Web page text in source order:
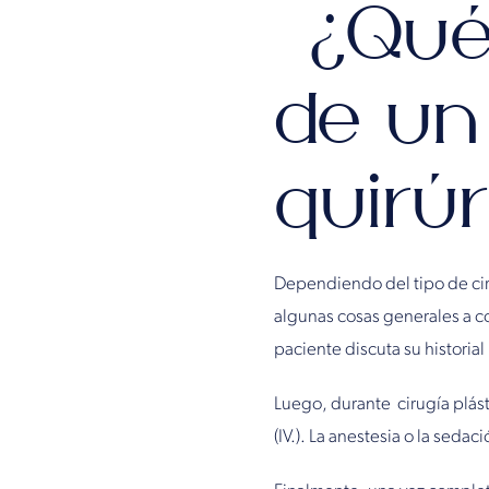
de
Dependiendo del tipo de
algunas cosas generales a
paciente discuta su
Luego, durante cirugía
(IV.). La anestesia o la